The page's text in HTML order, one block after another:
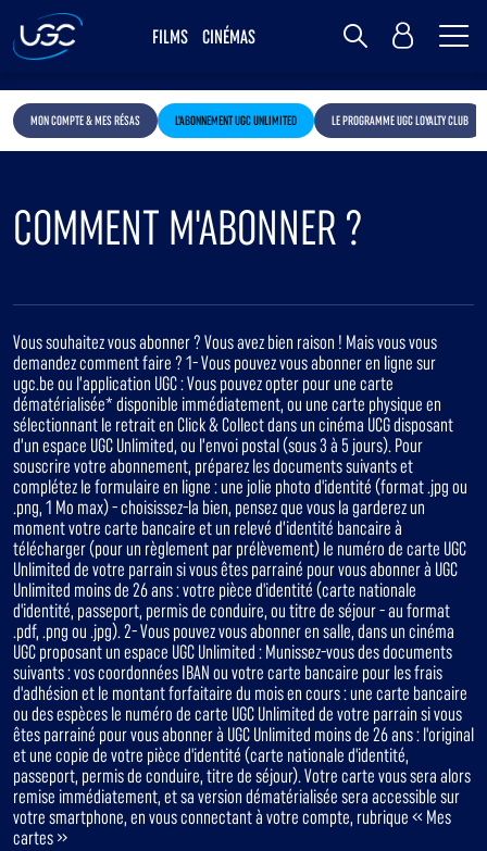
FILMS CINÉMAS MY UGC
MON COMPTE & MES RÉSAS L'ABONNEMENT UGC UNLIMITED LE PROGRAMME UGC LOYALTY CLUB
COMMENT M'ABONNER ?
Vous souhaitez vous abonner ? Vous avez bien raison ! Mais vous vous
demandez comment faire ? 1- Vous pouvez vous abonner en ligne sur
ugc.be ou l’application UGC : Vous pouvez opter pour une carte
dématérialisée* disponible immédiatement, ou une carte physique en
sélectionnant le retrait en Click & Collect dans un cinéma UCG disposant
d’un espace UGC Unlimited, ou l’envoi postal (sous 3 à 5 jours). Pour
souscrire votre abonnement, préparez les documents suivants et
complétez le formulaire en ligne : une jolie photo d'identité (format .jpg ou
.png, 1 Mo max) - choisissez-la bien, pensez que vous la garderez un
moment votre carte bancaire et un relevé d’identité bancaire à
télécharger (pour un règlement par prélèvement) le numéro de carte UGC
Unlimited de votre parrain si vous êtes parrainé pour vous abonner à UGC
Unlimited moins de 26 ans : votre pièce d'identité (carte nationale
d'identité, passeport, permis de conduire, ou titre de séjour - au format
.pdf, .png ou .jpg). 2- Vous pouvez vous abonner en salle, dans un cinéma
UGC proposant un espace UGC Unlimited : Munissez-vous des documents
suivants : vos coordonnées IBAN ou votre carte bancaire pour les frais
d'adhésion et le montant forfaitaire du mois en cours : une carte bancaire
ou des espèces le numéro de carte UGC Unlimited de votre parrain si vous
êtes parrainé pour vous abonner à UGC Unlimited moins de 26 ans : l'original
et une copie de votre pièce d'identité (carte nationale d'identité,
passeport, permis de conduire, titre de séjour). Votre carte vous sera alors
remise immédiatement, et sa version dématérialisée sera accessible sur
votre smartphone, en vous connectant à votre compte, rubrique « Mes
cartes »